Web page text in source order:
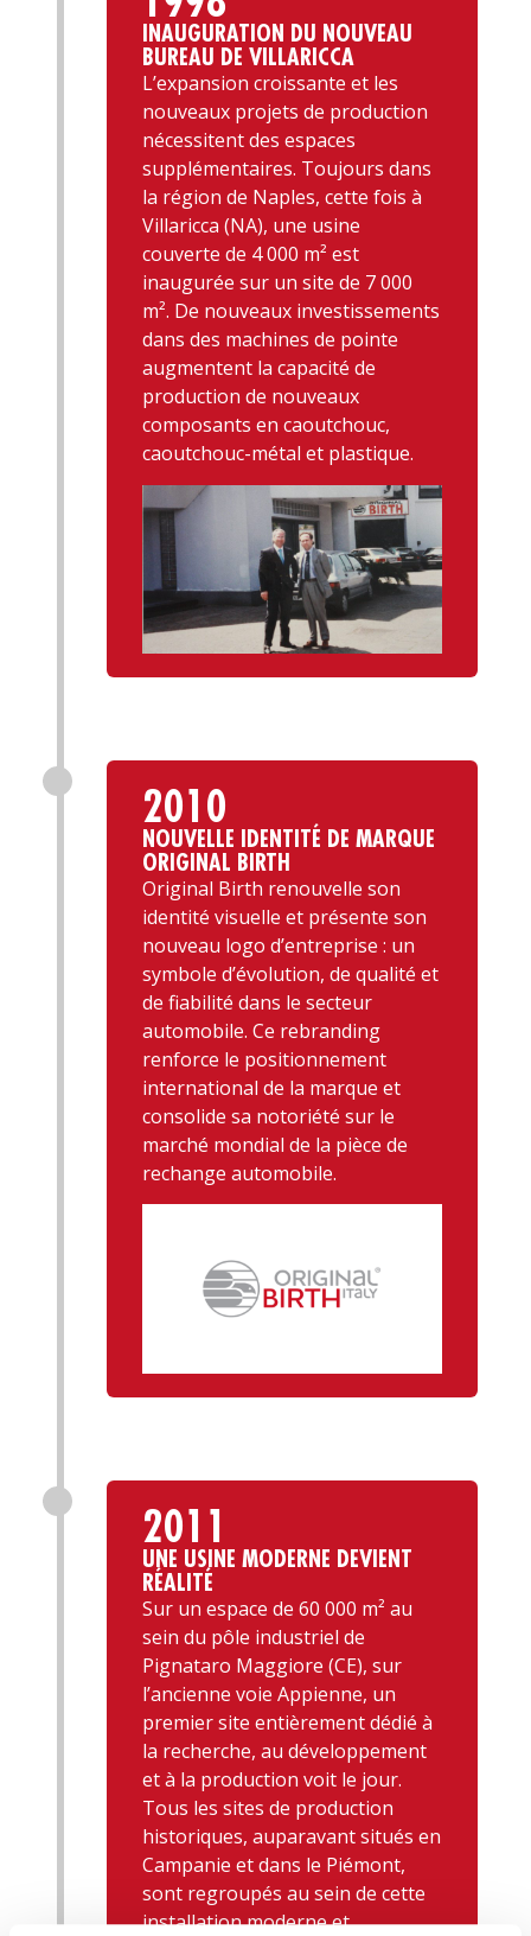
INAUGURATION DU NOUVEAU
BUREAU DE VILLARICCA
L’expansion croissante et les
nouveaux projets de production
nécessitent des espaces
supplémentaires. Toujours dans
la région de Naples, cette fois à
Villaricca (NA), une usine
couverte de 4 000 m² est
inaugurée sur un site de 7 000
m². De nouveaux investissements
dans des machines de pointe
augmentent la capacité de
production de nouveaux
composants en caoutchouc,
caoutchouc-métal et plastique.
2010
NOUVELLE IDENTITÉ DE MARQUE
ORIGINAL BIRTH
Original Birth renouvelle son
identité visuelle et présente son
nouveau logo d’entreprise : un
symbole d’évolution, de qualité et
de fiabilité dans le secteur
automobile. Ce rebranding
renforce le positionnement
international de la marque et
consolide sa notoriété sur le
marché mondial de la pièce de
rechange automobile.
2011
UNE USINE MODERNE DEVIENT
RÉALITÉ
Sur un espace de 60 000 m² au
sein du pôle industriel de
Pignataro Maggiore (CE), sur
l’ancienne voie Appienne, un
premier site entièrement dédié à
la recherche, au développement
et à la production voit le jour.
Tous les sites de production
historiques, auparavant situés en
Campanie et dans le Piémont,
sont regroupés au sein de cette
installation moderne et